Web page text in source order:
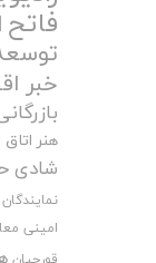
فاتح
خبر
هنر اتاق
شادی
نمایندگان
امینی